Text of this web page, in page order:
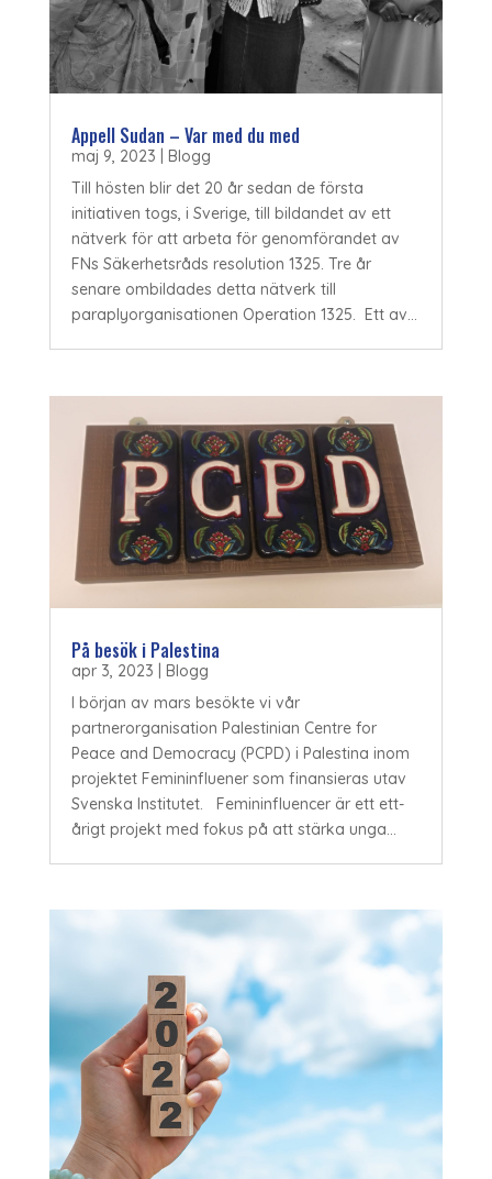
Appell Sudan – Var med du med
maj 9, 2023
Blogg
Till hösten blir det 20 år sedan de första
initiativen togs, i Sverige, till bildandet av ett
nätverk för att arbeta för genomförandet av
FNs Säkerhetsråds resolution 1325. Tre år
senare ombildades detta nätverk till
paraplyorganisationen Operation 1325. Ett av...
På besök i Palestina
apr 3, 2023
Blogg
I början av mars besökte vi vår
partnerorganisation Palestinian Centre for
Peace and Democracy (PCPD) i Palestina inom
projektet Femininfluener som finansieras utav
Svenska Institutet. Femininfluencer är ett ett-
årigt projekt med fokus på att stärka unga...